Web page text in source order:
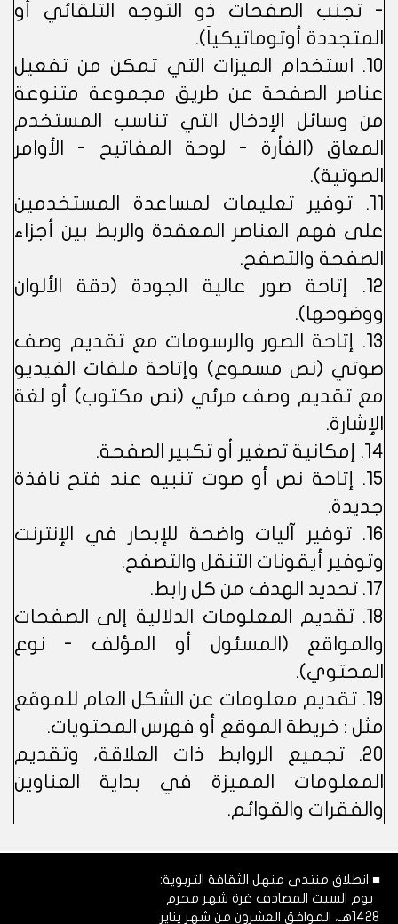
- تجنب الصفحات ذو التوجه التلقائي أو
المتجددة أوتوماتيكياً).
10. استخدام الميزات التي تمكن من تفعيل
عناصر الصفحة عن طريق مجموعة متنوعة
من وسائل الإدخال التي تناسب المستخدم
المعاق (الفأرة - لوحة المفاتيح - الأوامر
الصوتية).
11. توفير تعليمات لمساعدة المستخدمين
على فهم العناصر المعقدة والربط بين أجزاء
الصفحة والتصفح.
12. إتاحة صور عالية الجودة (دقة الألوان
ووضوحها).
13. إتاحة الصور والرسومات مع تقديم وصف
صوتي (نص مسموع) وإتاحة ملفات الفيديو
مع تقديم وصف مرئي (نص مكتوب) أو لغة
الإشارة.
14. إمكانية تصغير أو تكبير الصفحة.
15. إتاحة نص أو صوت تنبيه عند فتح نافذة
جديدة.
16. توفير آليات واضحة للإبحار في الإنترنت
وتوفير أيقونات التنقل والتصفح.
17. تحديد الهدف من كل رابط.
18. تقديم المعلومات الدلالية إلى الصفحات
والمواقع (المسئول أو المؤلف - نوع
المحتوي).
19. تقديم معلومات عن الشكل العام للموقع
مثل : خريطة الموقع أو فهرس المحتويات.
20. تجميع الروابط ذات العلاقة، وتقديم
المعلومات المميزة في بداية العناوين
والفقرات والقوائم.
■ انطلاق منتدى منهل الثقافة التربوية:
يوم السبت المصادف غرة شهر محرم
1428هـ، الموافق العشرون من شهر يناير